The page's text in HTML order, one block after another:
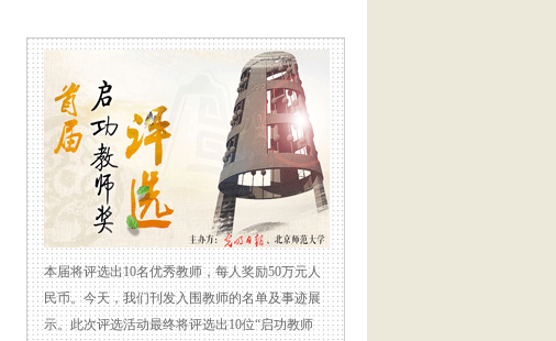
本届将评选出10名优秀教师，每人奖励50万元人
民币。今天，我们刊发入围教师的名单及事迹展
示。此次评选活动最终将评选出10位“启功教师